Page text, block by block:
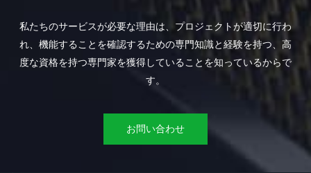
私たちのサービスが必要な理由は、プロジェクトが適切に行わ
れ、機能することを確認するための専門知識と経験を持つ、高
度な資格を持つ専門家を獲得していることを知っているからで
す。
お問い合わせ